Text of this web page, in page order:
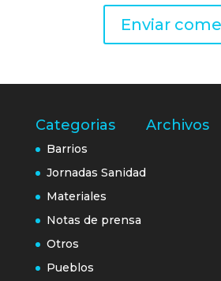
Categorias
Barrios
Jornadas Sanidad
Materiales
Notas de prensa
Otros
Pueblos
Archivos